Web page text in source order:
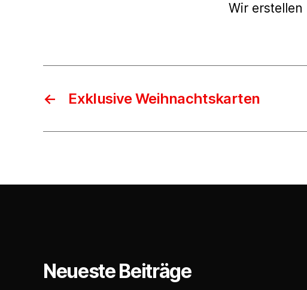
Wir
← Exklusive Weihnachtskarten
Neueste Beiträge